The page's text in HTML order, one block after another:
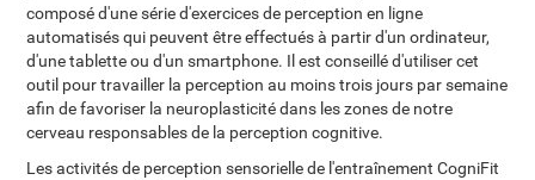
composé d'une série d'exercices de perception en ligne
automatisés qui peuvent être effectués à partir d'un ordinateur,
d'une tablette ou d'un smartphone. Il est conseillé d'utiliser cet
outil pour travailler la perception au moins trois jours par semaine
afin de favoriser la neuroplasticité dans les zones de notre
cerveau responsables de la perception cognitive.
Les activités de perception sensorielle de l'entraînement CogniFit